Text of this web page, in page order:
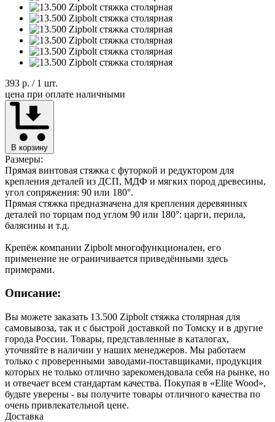
393 р. / 1 шт.
цена при оплате наличными
В корзину
Размеры:
Прямая винтовая стяжка с футоркой и редуктором для
крепления деталей из ДСП, МДФ и мягких пород древесины,
угол сопряжения: 90 или 180°.
Прямая стяжка предназначена для крепления деревянных
деталей по торцам под углом 90 или 180°: царги, перила,
балясины и т.д.
Крепёж компании Zipbolt многофункционален, его
применение не ограничивается приведёнными здесь
примерами.
Описание:
Вы можете заказать 13.500 Zipbolt cтяжка столярная для
самовывоза, так и с быстрой доставкой по Томску и в другие
города России. Товары, представленные в каталогах,
уточняйте в наличии у наших менеджеров. Мы работаем
только с проверенными заводами-поставщиками, продукция
которых не только отлично зарекомендовала себя на рынке, но
и отвечает всем стандартам качества. Покупая в «Elite Wood»,
будьте уверены - вы получите товары отличного качества по
очень привлекательной цене.
Доставка